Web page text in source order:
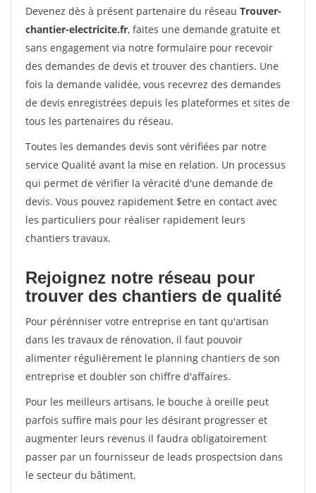
Devenez dès à présent partenaire du réseau Trouver-
chantier-electricite.fr, faites une demande gratuite et
sans engagement via notre formulaire pour recevoir
des demandes de devis et trouver des chantiers. Une
fois la demande validée, vous recevrez des demandes
de devis enregistrées depuis les plateformes et sites de
tous les partenaires du réseau.
Toutes les demandes devis sont vérifiées par notre
service Qualité avant la mise en relation. Un processus
qui permet de vérifier la véracité d'une demande de
devis. Vous pouvez rapidement $etre en contact avec
les particuliers pour réaliser rapidement leurs
chantiers travaux.
Rejoignez notre réseau pour
trouver des chantiers de qualité
Pour pérénniser votre entreprise en tant qu'artisan
dans les travaux de rénovation, il faut pouvoir
alimenter régulièrement le planning chantiers de son
entreprise et doubler son chiffre d'affaires.
Pour les meilleurs artisans, le bouche à oreille peut
parfois suffire mais pour les désirant progresser et
augmenter leurs revenus il faudra obligatoirement
passer par un fournisseur de leads prospectsion dans
le secteur du bâtiment.